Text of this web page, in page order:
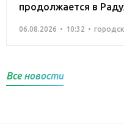
продолжается в
06.08.2026 10:32
Все новости